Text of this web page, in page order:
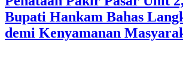
Bupati Hankam Bahas
demi Kenyamanan